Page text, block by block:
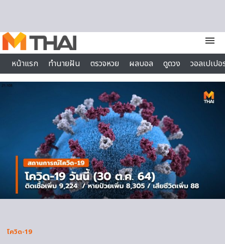
menu
หน้าแรก
ทำนายฝัน ตรวจหวย ผลบอล ดูดวง
วอลเปเป
ไลฟ์สไตล์
โควิด-19